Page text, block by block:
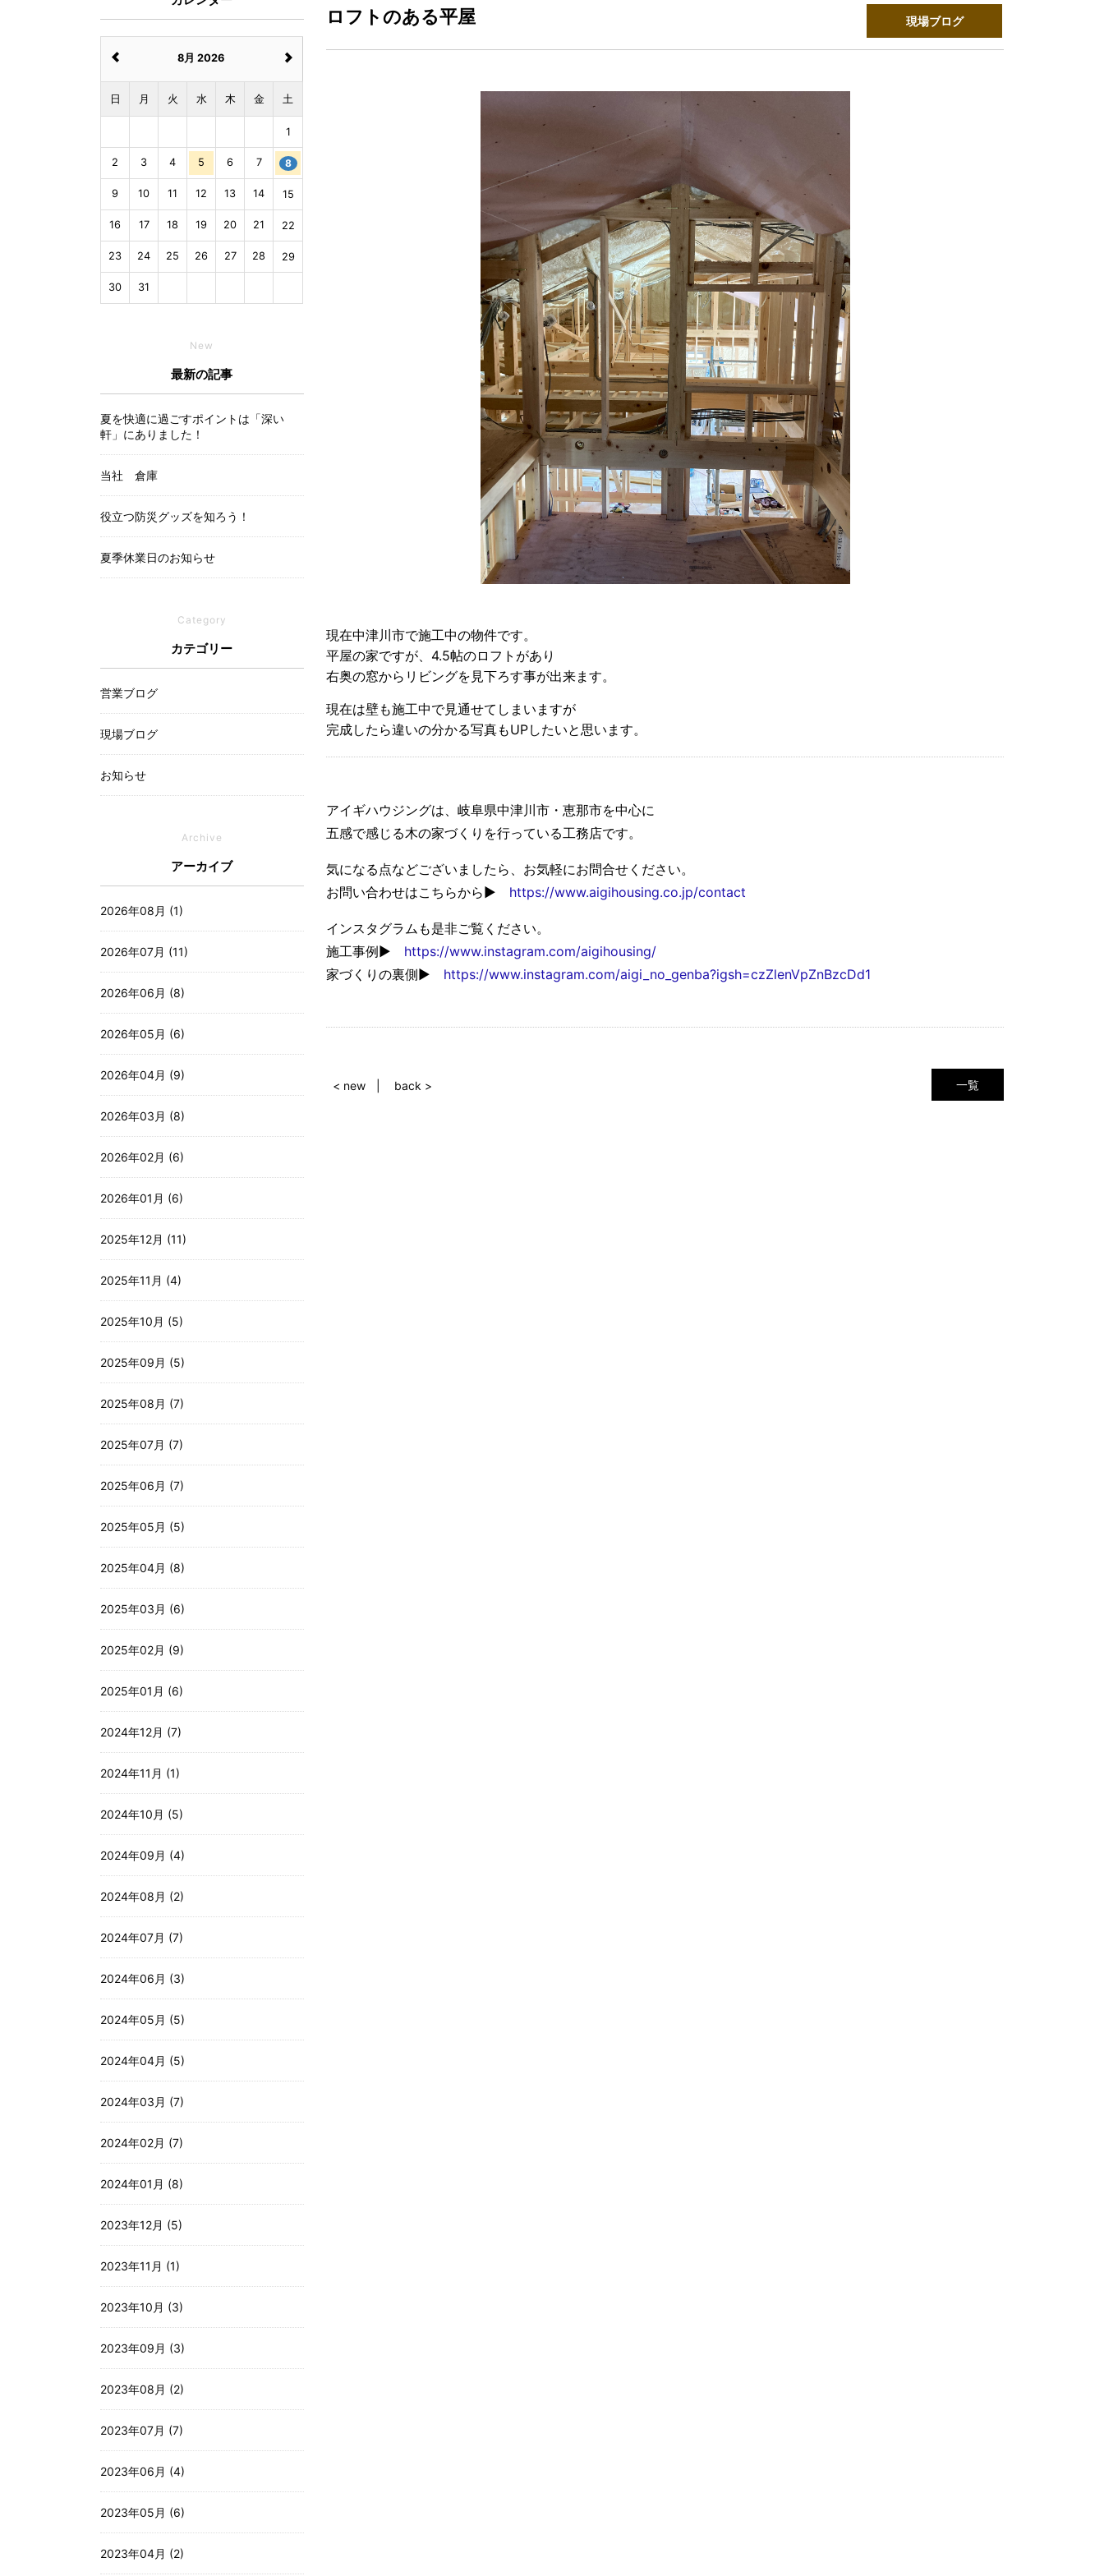
現場ブログ
ロフトのある平屋
現在中津川市で施工中の物件です。
平屋の家ですが、4.5帖のロフトがあり
右奥の窓からリビングを見下ろす事が出来ます。
現在は壁も施工中で見通せてしまいますが
完成したら違いの分かる写真もUPしたいと思います。
アイギハウジングは、岐阜県中津川市・恵那市を中心に
五感で感じる木の家づくりを行っている工務店です。
気になる点などございましたら、お気軽にお問合せください。
お問い合わせはこちらから▶ https://www.aigihousing.co.jp/contact
インスタグラムも是非ご覧ください。
施工事例▶ https://www.instagram.com/aigihousing/
家づくりの裏側▶ https://www.instagram.com/aigi_no_genba?igsh=czZlenVpZnBzcDd1
一覧
< new back >
8月 2026
日 月 火 水 木 金 土
1
2 3 4 5 6 7 8
9 10 11 12 13 14 15
16 17 18 19 20 21 22
23 24 25 26 27 28 29
30 31
New
最新の記事
夏を快適に過ごすポイントは「深い
軒」にありました！
当社 倉庫
役立つ防災グッズを知ろう！
夏季休業日のお知らせ
Category
カテゴリー
営業ブログ
現場ブログ
お知らせ
Archive
アーカイブ
2026年08月 (1)
2026年07月 (11)
2026年06月 (8)
2026年05月 (6)
2026年04月 (9)
2026年03月 (8)
2026年02月 (6)
2026年01月 (6)
2025年12月 (11)
2025年11月 (4)
2025年10月 (5)
2025年09月 (5)
2025年08月 (7)
2025年07月 (7)
2025年06月 (7)
2025年05月 (5)
2025年04月 (8)
2025年03月 (6)
2025年02月 (9)
2025年01月 (6)
2024年12月 (7)
2024年11月 (1)
2024年10月 (5)
2024年09月 (4)
2024年08月 (2)
2024年07月 (7)
2024年06月 (3)
2024年05月 (5)
2024年04月 (5)
2024年03月 (7)
2024年02月 (7)
2024年01月 (8)
2023年12月 (5)
2023年11月 (1)
2023年10月 (3)
2023年09月 (3)
2023年08月 (2)
2023年07月 (7)
2023年06月 (4)
2023年05月 (6)
2023年04月 (2)